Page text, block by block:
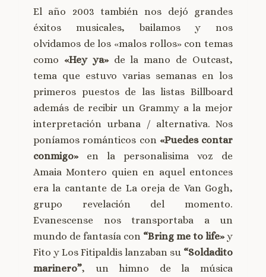
El año 2003 también nos dejó grandes
éxitos musicales, bailamos y nos
olvidamos de los «malos rollos» con temas
como «Hey ya»de la mano de Outcast,
tema que estuvo varias semanas en los
primeros puestos de las listas Billboard
además de recibir un Grammy a la mejor
interpretación urbana / alternativa. Nos
poníamos románticos con «Puedes contar
conmigo»en la personalisima voz de
Amaia Montero quien en aquel entonces
era la cantante de La oreja de Van Gogh,
grupo revelación del momento.
Evanescense nos transportaba a un
mundo de fantasía con “Bring me to life»y
Fito y Los Fitipaldis lanzaban su “Soldadito
marinero”, un himno de la música